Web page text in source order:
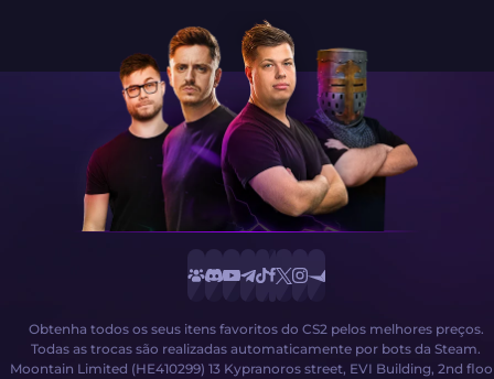
Obtenha todos os seus itens favoritos do CS2 pelos melhores preços.
Todas as trocas são realizadas automaticamente por bots da Steam.
Moontain Limited (HE410299) 13 Kypranoros street, EVI Building, 2nd